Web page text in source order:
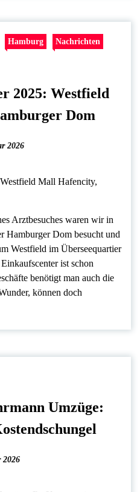
Hamburg Nachrichten
2025: Westfield
Dom
2026
Arztbesuches waren wir in
Hamburger Dom besucht und
Westfield im Überseequartier
ist schon
benötigt man auch die
können doch
Umzüge:
2026